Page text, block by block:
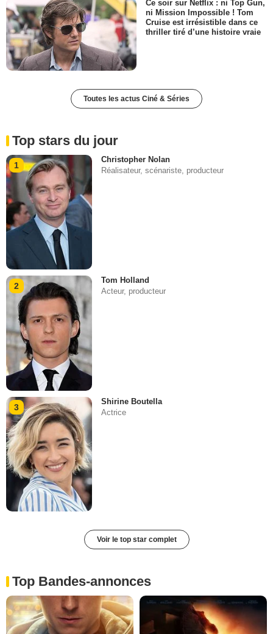
Ce soir sur Netflix : ni Top Gun,
ni Mission Impossible ! Tom
Cruise est irrésistible dans ce
thriller tiré d’une histoire vraie
Toutes les actus Ciné & Séries
Top stars du jour
1
Christopher Nolan
Réalisateur, scénariste, producteur
2
Tom Holland
Acteur, producteur
3
Shirine Boutella
Actrice
Voir le top star complet
Top Bandes-annonces